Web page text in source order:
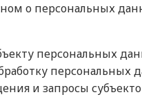
о персональных
персональных
и запросы